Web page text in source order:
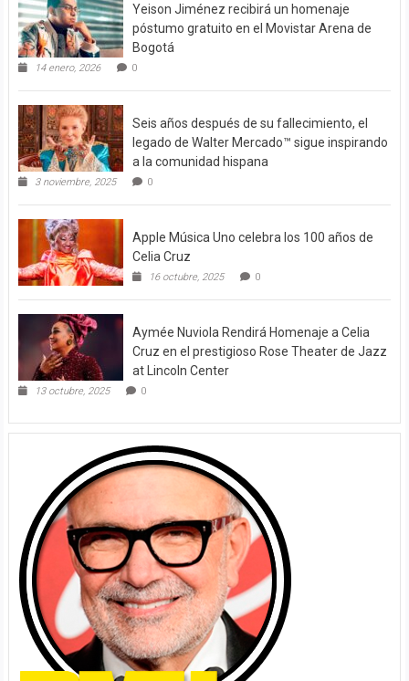
Yeison Jiménez recibirá un homenaje
póstumo gratuito en el Movistar Arena de
Bogotá
14 enero, 2026 0
Seis años después de su fallecimiento, el
legado de Walter Mercado™ sigue inspirando
a la comunidad hispana
3 noviembre, 2025 0
Apple Música Uno celebra los 100 años de
Celia Cruz
16 octubre, 2025 0
Aymée Nuviola Rendirá Homenaje a Celia
Cruz en el prestigioso Rose Theater de Jazz
at Lincoln Center
13 octubre, 2025 0